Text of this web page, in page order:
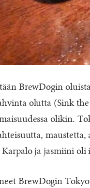
BrewDogin
olutta (Sink
olikin.
Karpalo ja jasmiini oli
BrewDogin